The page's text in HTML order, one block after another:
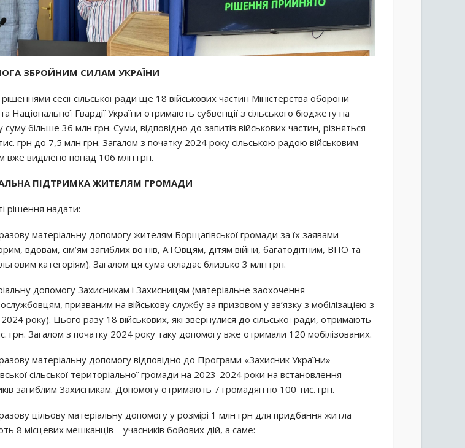
ЗБРОЙНИМ СИЛАМ УКРАЇНИ
рішеннями сесії сільської ради ще 18 військових частин Міністерства оборони
Національної Гвардії України отримають субвенції з сільського бюджету на
суму більше 36 млн грн. Суми, відповідно до запитів військових частин, різняться
грн до 7,5 млн грн. Загалом з початку 2024 року сільською радою військовим
вже виділено понад 106 млн грн.
ПІДТРИМКА ЖИТЕЛЯМ ГРОМАДИ
рішення надати:
матеріальну допомогу жителям Борщагівської громади за їх заявами
вдовам, сім’ям загиблих воїнів, АТОвцям, дітям війни, багатодітним, ВПО та
категоріям). Загалом ця сума складає близько 3 млн грн.
допомогу Захисникам і Захисницям (матеріальне заохочення
призваним на військову службу за призовом у зв’язку з мобілізацією з
2024 року). Цього разу 18 військових, які звернулися до сільської ради, отримають
грн. Загалом з початку 2024 року таку допомогу вже отримали 120 мобілізованих.
матеріальну допомогу відповідно до Програми «Захисник України»
сільської територіальної громади на 2023-2024 роки на встановлення
загиблим Захисникам. Допомогу отримають 7 громадян по 100 тис. грн.
цільову матеріальну допомогу у розмірі 1 млн грн для придбання житла
8 місцевих мешканців – учасників бойових дій, а саме: